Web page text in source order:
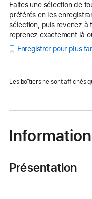
Faites une sélection de
préférés en les
sélection, puis revenez à
reprenez exactement là
Enregistrer pour plus
Les boîtiers ne sont affichés
Présentation